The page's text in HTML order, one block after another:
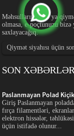
Məhsullarımız və ya
olmasa, e-poçtunuzu bizə
saxlayacağıq.
Qiymət siyahısı üçün
SON XƏBƏRLƏR
Paslanmayan Polad
Giriş Paslanmayan
fırça filamentləri,
elektron hissələr,
üçün istifadə olunur...